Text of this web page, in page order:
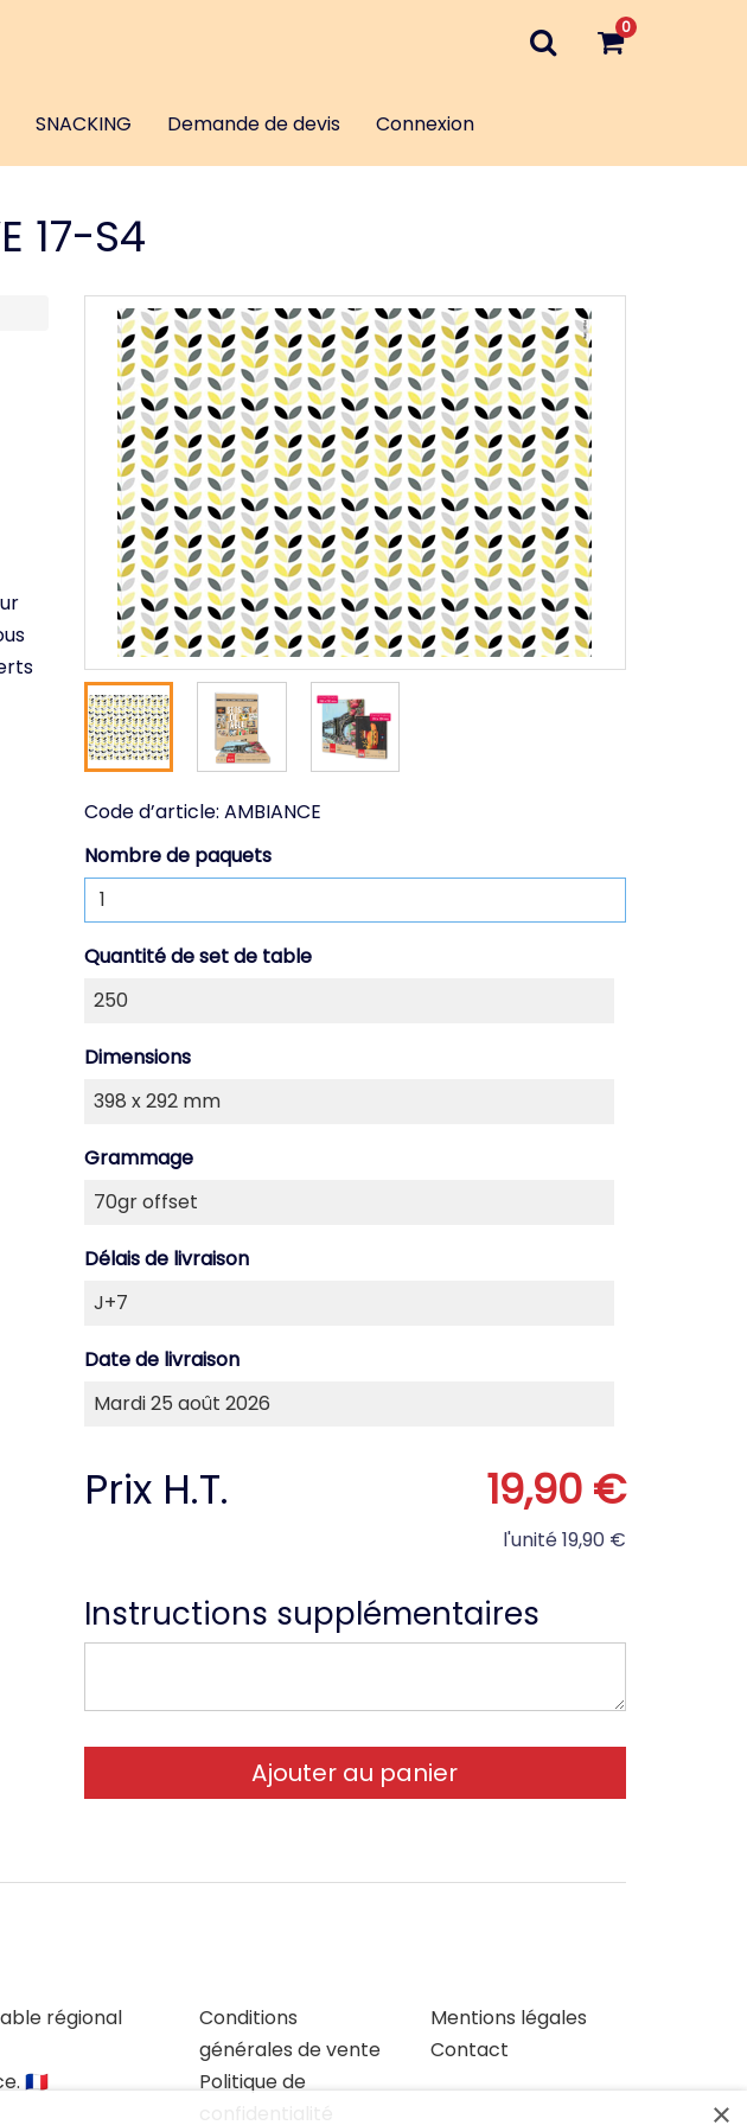
0
SNACKING Demande de devis Connexion
17-S4
Code d’article: AMBIANCE
Nombre de paquets
Quantité de set de table
Dimensions
Grammage
Délais de livraison
Date de livraison
Prix H.T. 19,90 €
l'unité19,90 €
Instructions supplémentaires
régional
🇫🇷
Conditions
générales de vente
Politique de
Mentions légales
Contact
×